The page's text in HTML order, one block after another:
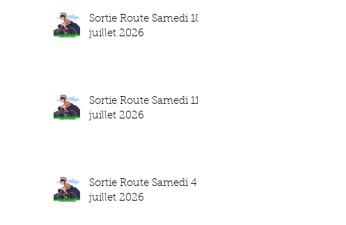
Sortie Route Samedi 18
juillet 2026
Sortie Route Samedi 11
juillet 2026
Sortie Route Samedi 4
juillet 2026